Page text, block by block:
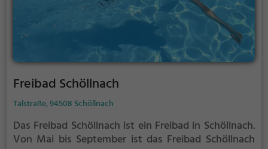
Freibad Schöllnach
Talstraße, 94508 Schöllnach
Das Freibad Schöllnach ist ein Freibad in Schöllnach.
Von Mai bis September ist das Freibad Schöllnach